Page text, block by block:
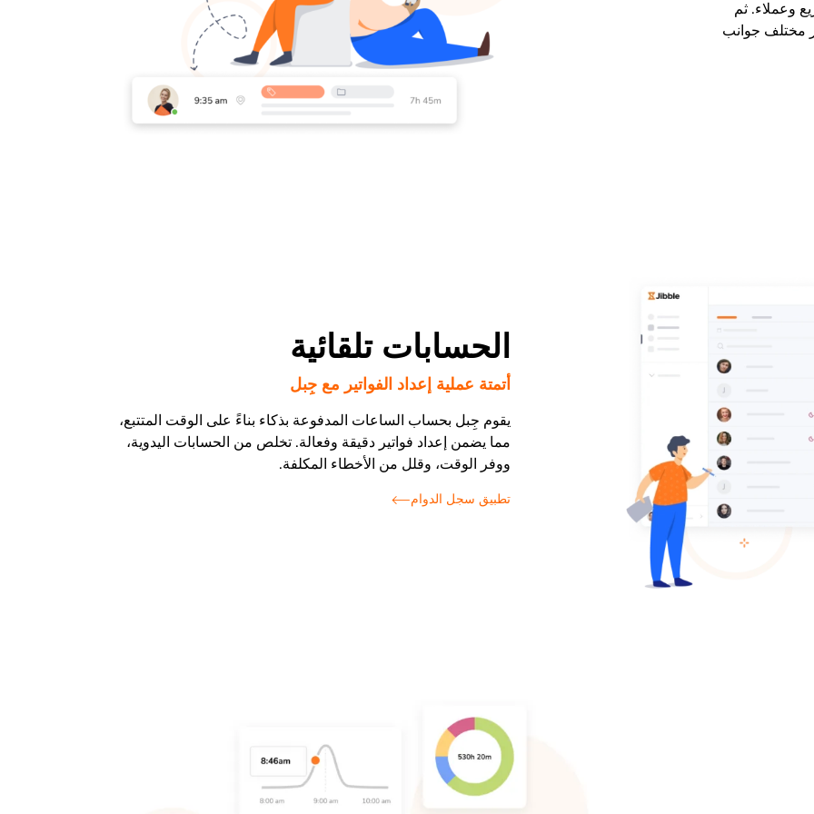
وعملاء. ثم
مختلف جوانب
الحسابات تلقائية
أتمتة عملية إعداد الفواتير مع جِبل
يقوم جِبل بحساب الساعات المدفوعة بذكاء بناءً على الوقت المتتبع،
مما يضمن إعداد فواتير دقيقة وفعالة. تخلص من الحسابات اليدوية،
ووفر الوقت، وقلل من الأخطاء المكلفة.
تطبيق سجل الدوام